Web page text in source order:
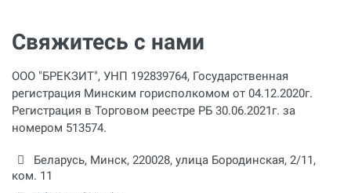
Свяжитесь с нами
ООО "БРЕКЗИТ", УНП 192839764, Государственная
регистрация Минским горисполкомом от 04.12.2020г.
Регистрация в Торговом реестре РБ 30.06.2021г. за
номером 513574.
Беларусь, Минск, 220028, улица Бородинская, 2/11,
ком. 11